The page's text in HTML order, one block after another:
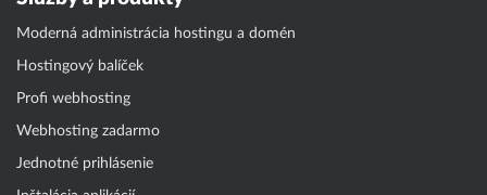
Moderná administrácia hostingu a domén
Hostingový balíček
Profi webhosting
Webhosting zadarmo
Jednotné prihlásenie